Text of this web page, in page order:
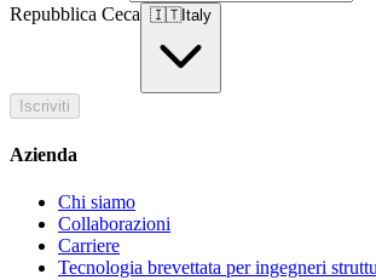
Repubblica Ceca 🇮🇹Italy
Iscriviti
Azienda
Chi siamo
Collaborazioni
Carriere
Tecnologia brevettata per ingegneri